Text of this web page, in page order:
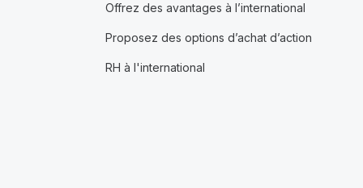
Offrez des avantages à l’international
Proposez des options d’achat d’action
RH à l'international